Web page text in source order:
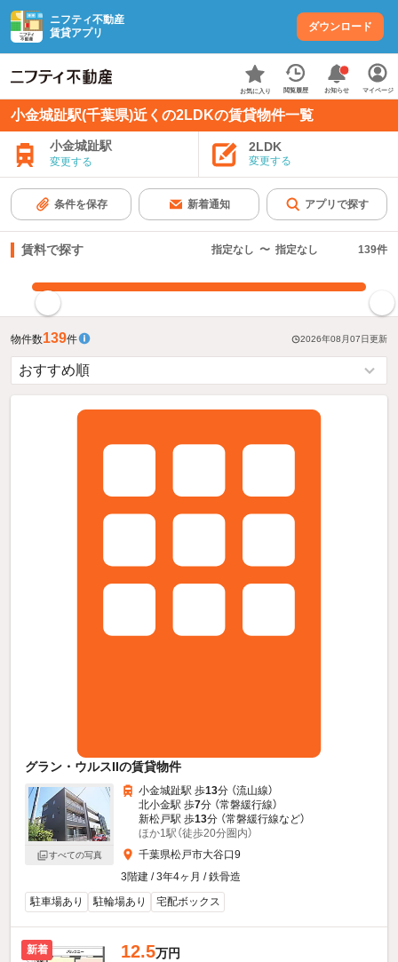
ニフティ不動産
賃貸アプリ
ダウンロード
お気に入り 閲覧履歴 お知らせ マイページ
小金城趾駅(千葉県)近くの2LDKの賃貸物件一覧
小金城趾駅
変更する
2LDK
変更する
条件を保存 新着通知 アプリで探す
賃料で探す 指定なし 〜 指定なし 139件
物件数139件 2026年08月07日更新
グラン・ウルスIIの賃貸物件
すべての写真
小金城趾駅 歩13分 （流山線）
北小金駅 歩7分 （常磐緩行線）
新松戸駅 歩13分 （常磐緩行線など）
ほか1駅（徒歩20分圏内）
千葉県松戸市大谷口9
3階建 / 3年4ヶ月 / 鉄骨造
駐車場あり
駐輪場あり 宅配ボックス
新着 12.5万円